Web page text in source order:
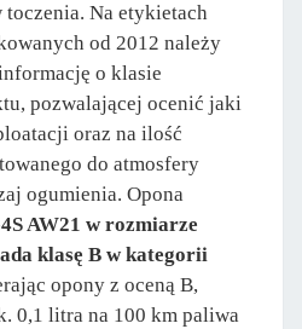
Na etykietach
od 2012 należy
o klasie
pozwalającej ocenić jaki
oraz na ilość
do atmosfery
ogumienia. Opona
AW21 w rozmiarze
klasę B w kategorii
opony z oceną B,
0,1 litra na 100 km paliwa